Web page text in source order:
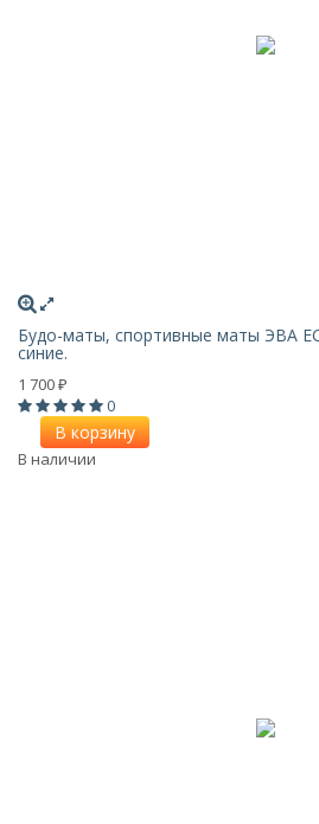
Будо-маты, спортивные маты ЭВА
синие.
1 700 ₽
0
В корзину
В наличии